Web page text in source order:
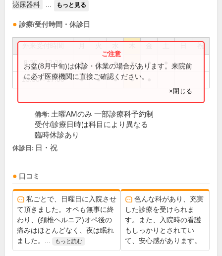
泌尿器科
もっと見る
診療/受付時間・休診日
祝
8:30～12:30 ● ● ● ● ●
13:30～17:00 ● ● ● ●
お盆(8月中旬)は休診・休業の場合があります。来院前
に必ず医療機関に直接ご確認ください。
×閉じる
備考: 土曜AMのみ 一部診療科予約制
受付/診療日時は科目により異なる
臨時休診あり
休診日: 日・祝
口コミ
私ごとで、日曜日に入院させ
て頂きました。オペも無事に終
わり、(頚椎ヘルニア)オペ後の
痛みはほとんどなく、夜は眠れ
ました。...
もっと読む
色んな科があり、充実
した診療を受けられま
す。また、入院時の看護
もしっかりとされてい
て、安心感があります。